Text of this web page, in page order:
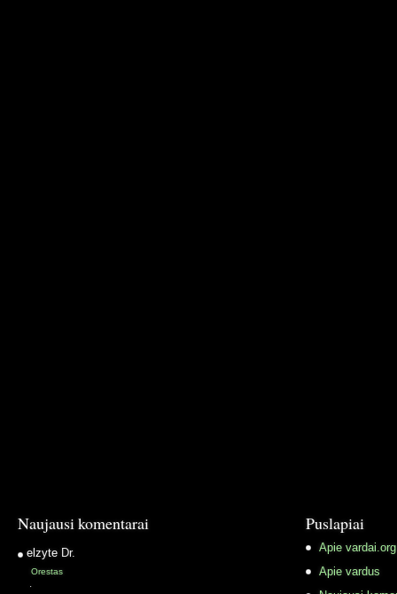
Naujausi komentarai
elzyte Dr.
Orestas
·
Puslapiai
Apie vardai.org
Apie vardus